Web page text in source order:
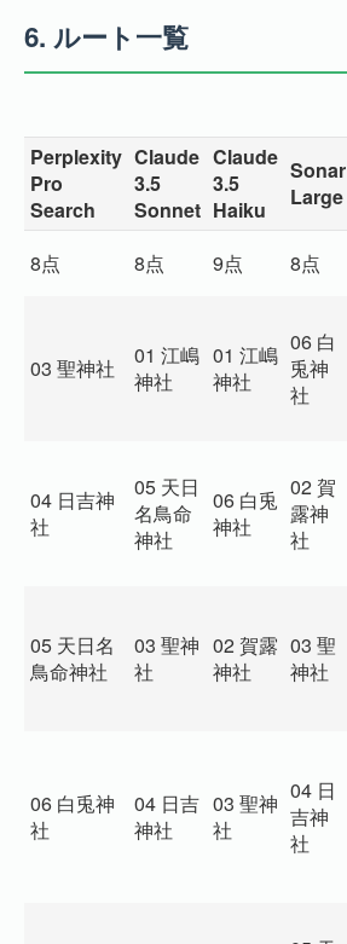
6. ルート一覧
Perplexity
Pro
Search
Claude
3.5
Sonnet
Claude
3.5
Haiku
Sonar
Large
8点 8点 9点 8点
03 聖神社
01 江嶋
神社
01 江嶋
神社
06 白
兎神
社
04 日吉神
社
05 天日
名鳥命
神社
06 白兎
神社
02 賀
露神
社
05 天日名
鳥命神社
03 聖神
社
02 賀露
神社
03 聖
神社
06 白兎神
社
04 日吉
神社
03 聖神
社
04 日
吉神
社